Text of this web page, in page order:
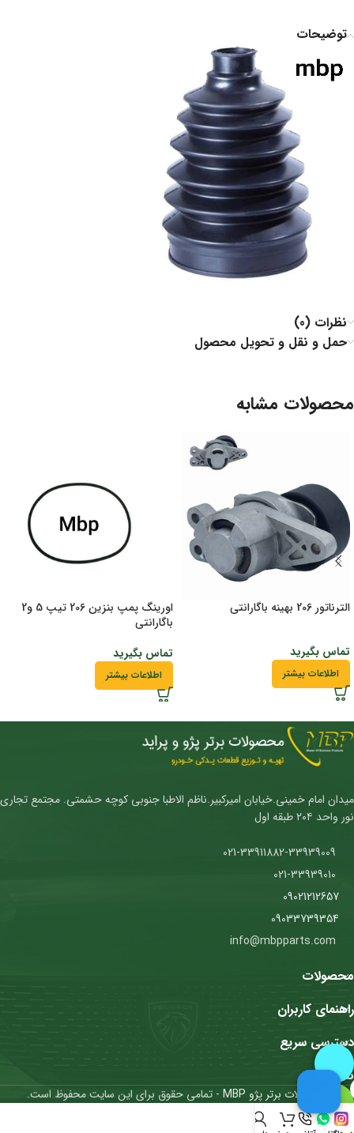
توضیحات
نظرات (0)
حمل و نقل و تحویل محصول
محصولات مشابه
الترناتور 206 بهینه باگارانتی
تماس بگیرید
اطلاعات بیشتر
اورینگ پمپ بنزین 206 تیپ 5 و2
باگارانتی
تماس بگیرید
اطلاعات بیشتر
میدان امام خمینی.خیابان امیرکبیر.ناظم الاطبا جنوبی کوچه حشمتی. مجتمع تجاری
نور واحد ۲۰۴ طبقه اول
09021212657
09033739354
محصولات
راهنمای کاربران
دسترسی سریع
نمادها
محصولات برتر پژو MBP - تمامی حقوق برای این سایت محفوظ است.